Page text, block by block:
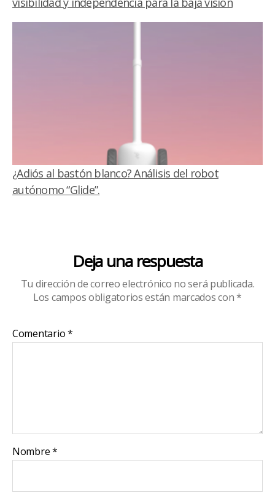
¿Adiós al bastón blanco? Análisis del robot
autónomo “Glide”.
Deja una respuesta
Tu dirección de correo electrónico no será publicada.
Los campos obligatorios están marcados con*
Comentario*
Nombre*